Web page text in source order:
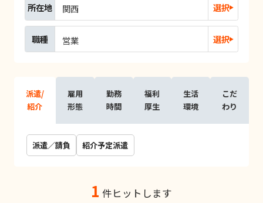
所在地 関西 選択
職種 営業 選択
派遣/
紹介
雇用
形態
勤務
時間
福利
厚生
生活
環境
こだ
わり
派遣／請負 紹介予定派遣
1 件ヒットします